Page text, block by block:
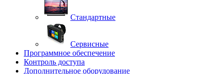
Стандартные
Сервисные
Программное обеспечение
Контроль доступа
Дополнительное оборудование